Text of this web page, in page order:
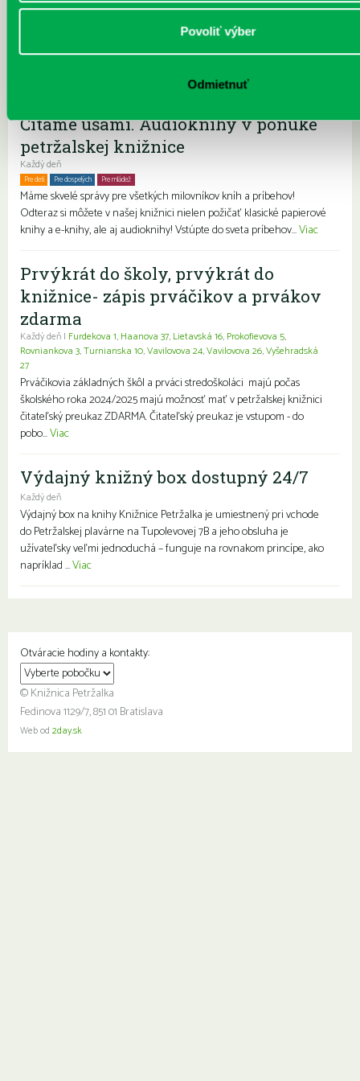
Povoliť výber
Odmietnuť
s rodičmi a súrodencami sa nedostatočný. Ako to zmeniť?
Cieľ: Nájsť možnosti ako tráviť viac času so svojou rodinou Cieľová
skupina: žiaci ZŠ a ŠZŠ Spôsob r...Viac
Pravidelné podujatia
Čítame ušami. Audioknihy v ponuke
petržalskej knižnice
Každý deň
Pre deti Pre dospelých Pre mládež
Máme skvelé správy pre všetkých milovníkov kníh a príbehov!
Odteraz si môžete v našej knižnici nielen požičať klasické papierové
knihy a e-knihy, ale aj audioknihy! Vstúpte do sveta príbehov...Viac
Prvýkrát do školy, prvýkrát do
knižnice- zápis prváčikov a prvákov
zdarma
Každý deň | Furdekova 1, Haanova 37, Lietavská 16, Prokofievova 5,
Rovniankova 3,Turnianska 10,Vavilovova 24,Vavilovova 26,Vyšehradská
27
Prváčikovia základných škôl a prváci stredoškoláci majú počas
školského roka 2024/2025 majú možnosť mať v petržalskej knižnici
čitateľský preukaz ZDARMA. Čitateľský preukaz je vstupom - do
pobo...Viac
Výdajný knižný box dostupný 24/7
Každý deň
Výdajný box na knihy Knižnice Petržalka je umiestnený pri vchode
do Petržalskej plavárne na Tupolevovej 7B a jeho obsluha je
užívateľsky veľmi jednoduchá – funguje na rovnakom princípe, ako
napríklad ...Viac
Otváracie hodiny a kontakty:
© Knižnica Petržalka
Fedinova 1129/7, 851 01 Bratislava
Web od 2day.sk